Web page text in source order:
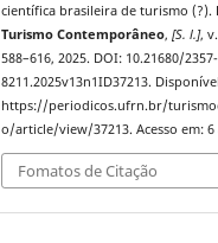
científica brasileira de turismo (?).
Turismo Contemporâneo,[S. l.],
588–616, 2025. DOI: 10.21680/2357-
8211.2025v13n1ID37213.
https://periodicos.ufrn.br/
o/article/view/37213. Acesso em: 6
Fomatos de Citação